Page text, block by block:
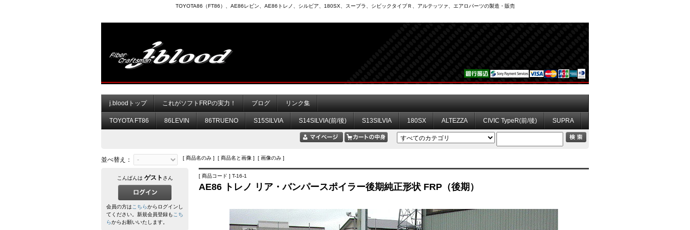
TOYOTA86（FT86）、AE86レビン、AE86トレノ、シルビア、180SX、スープラ、シビックタイプＲ、アルテッツァ、エアロパーツの製造・販売
j.bloodトップ これがソフトFRPの実力！ ブログ リンク集
TOYOTA FT86 86LEVIN 86TRUENO S15SILVIA S14SILVIA(前/後) S13SILVIA 180SX ALTEZZA CIVIC TypeR(前/後) SUPRA
並べ替え： [ 商品名のみ ] [ 商品名と画像 ] [ 画像のみ ]
[ 商品コード ] T-16-1
AE86 トレノ リア・バンパースポイラー後期純正形状 FRP（後期）
こんばんは ゲスト さん
会員の方はこちらからログインし
てください。新規会員登録もこち
らからお願いいたします。